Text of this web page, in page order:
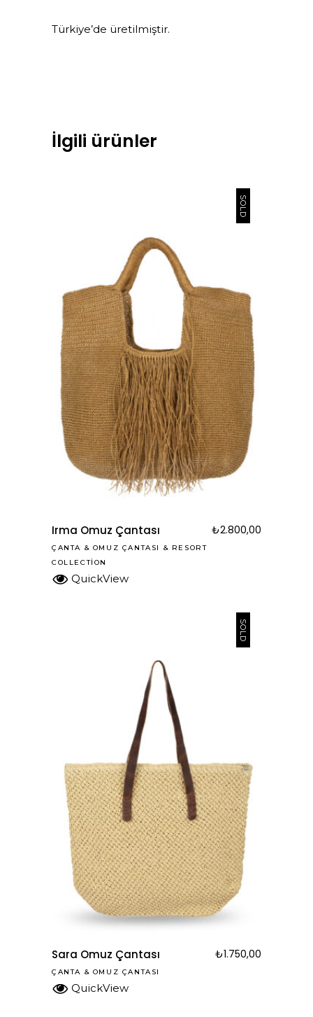
Türkiye’de üretilmiştir.
İlgili ürünler
SOLD
Irma Omuz Çantası ₺2.800,00
ÇANTA & OMUZ ÇANTASI & RESORT
COLLECTION
QuickView
SOLD
Sara Omuz Çantası ₺1.750,00
ÇANTA & OMUZ ÇANTASI
QuickView